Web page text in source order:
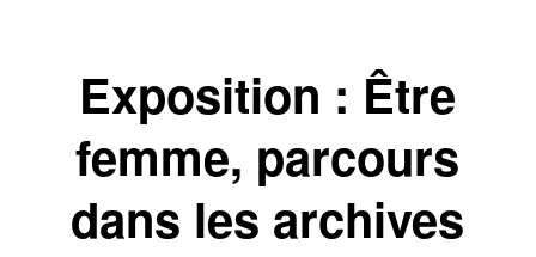
Exposition : Être
femme, parcours
dans les archives